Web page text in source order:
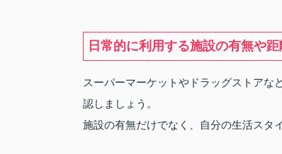
日常的に利用する施設の有無や距
スーパーマーケットやドラッグストアな
認しましょう。
施設の有無だけでなく、自分の生活スタ